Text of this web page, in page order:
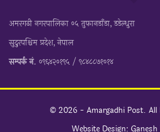
अमरगढी नगरपालिका ०५ तुफानडाँडा, डडेल्धुरा
सुदुरपश्चिम प्रदेश, नेपाल
सम्पर्क नं. ०९६४२०१९५ / ९८४८८७१०१४
© 2026 - Amargadhi Post. All
Website Design: